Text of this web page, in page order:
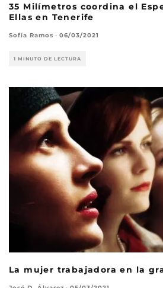
35 Milímetros coordina el
Ellas en Tenerife
Sofía Ramos · 06/03/2021
1 MINUTO DE LECTURA
La mujer trabajadora en la